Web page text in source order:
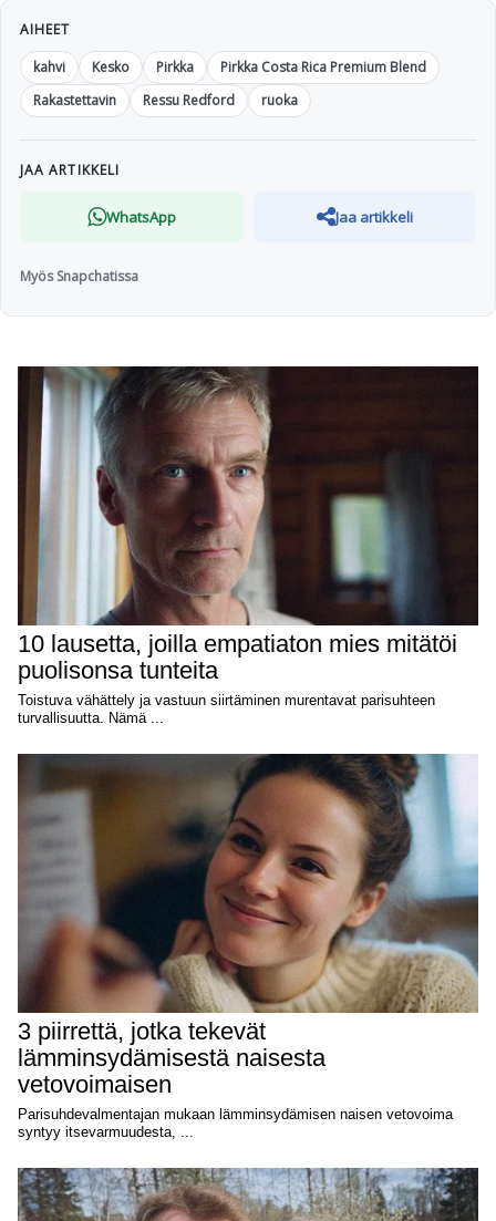
AIHEET
kahvi
Kesko Pirkka
Pirkka Costa Rica Premium Blend
Rakastettavin
Ressu Redford ruoka
JAA ARTIKKELI
WhatsApp Jaa artikkeli
Myös Snapchatissa